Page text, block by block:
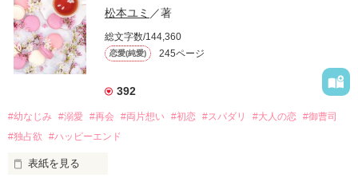
松本ユミ ／著
総文字数/144,360
恋愛(純愛) 245ページ
392
#幼なじみ #溺愛 #再会 #両片想い #初恋 #スパダリ #大人の恋 #御曹司
#独占欲
#ハッピーエンド
表紙を見る